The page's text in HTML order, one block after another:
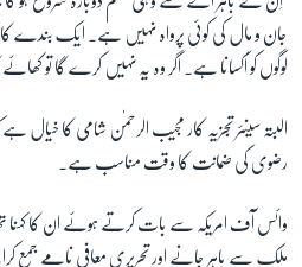
جان و مال کی کوئی پرواہ نہیں ہے۔ ایک بندے کا
لوگوں کو اُکسانا ہے۔ اگر وہ یہ نہیں کرے گا تو
البتہ سینئر تجزیہ کار مجیب الرحمٰن شامی کا خیال
رضوی کی ضمانت کا وقت مناسب ہے۔
وائس آف امریکہ سے بات کرتے ہوئے ان کا کہنا
ملک سے باہر جانے اور تحریری معافی نامے جمع